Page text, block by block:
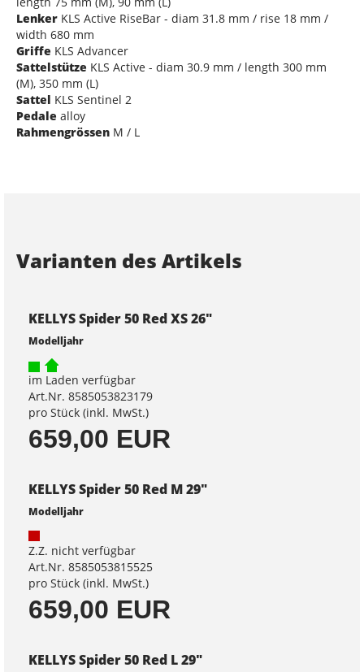
Lenker KLS Active RiseBar - diam 31.8 mm / rise 18 mm /
width 680 mm
Griffe KLS Advancer
Sattelstütze KLS Active - diam 30.9 mm / length 300 mm
(M), 350 mm (L)
Sattel KLS Sentinel 2
Pedale alloy
Rahmengrössen M / L
Varianten des Artikels
KELLYS Spider 50 Red XS 26"
Modelljahr
im Laden verfügbar
Art.Nr. 8585053823179
pro Stück (inkl. MwSt.)
659,00 EUR
KELLYS Spider 50 Red M 29"
Modelljahr
Z.Z. nicht verfügbar
Art.Nr. 8585053815525
pro Stück (inkl. MwSt.)
659,00 EUR
KELLYS Spider 50 Red L 29"